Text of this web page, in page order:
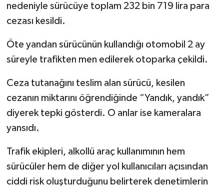
nedeniyle sürücüye toplam 232 bin 719 lira para
cezası kesildi.
Öte yandan sürücünün kullandığı otomobil 2 ay
süreyle trafikten men edilerek otoparka çekildi.
Ceza tutanağını teslim alan sürücü, kesilen
cezanın miktarını öğrendiğinde “Yandık, yandık”
diyerek tepki gösterdi. O anlar ise kameralara
yansıdı.
Trafik ekipleri, alkollü araç kullanımının hem
sürücüler hem de diğer yol kullanıcıları açısından
ciddi risk oluşturduğunu belirterek denetimlerin